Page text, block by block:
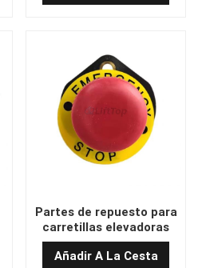
Partes de repuesto para
carretillas elevadoras
P15JW BYD CHINA CHINA
DE STOP DE EMERGENCIA
Añadir A La Cesta